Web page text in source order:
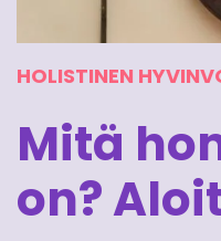
HOLISTINEN
Mitä
on?